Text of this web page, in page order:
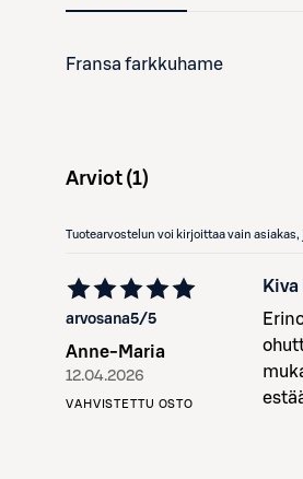
Fransa farkkuhame
Arviot (1)
Tuotearvostelun voi kirjoittaa vain
arvosana5/5
Anne-Maria
12.04.2026
VAHVISTETTU OSTO